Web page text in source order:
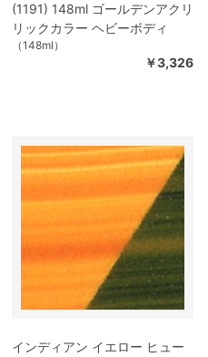
(1191) 148ml ゴールデンアクリ
リックカラー ヘビーボディ
（148ml）
￥3,326
インディアン イエロー ヒュー